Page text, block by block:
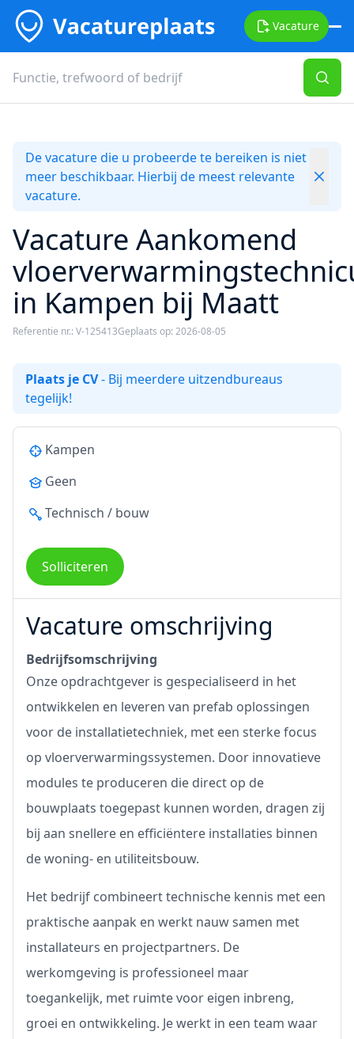
Vacature
De vacature die u probeerde te bereiken is niet
meer beschikbaar. Hierbij de meest relevante
vacature.
Vacature Aankomend
in Kampen bij Maatt
Referentie nr.: V-125413Geplaats op: 2026-08-05
Plaats je CV- Bij meerdere uitzendbureaus
tegelijk!
Kampen
Geen
Technisch / bouw
Solliciteren
Vacature omschrijving
Bedrijfsomschrijving
Onze opdrachtgever is gespecialiseerd in het
ontwikkelen en leveren van prefab oplossingen
voor de installatietechniek, met een sterke focus
op vloerverwarmingssystemen. Door innovatieve
modules te produceren die direct op de
bouwplaats toegepast kunnen worden, dragen zij
bij aan snellere en efficiëntere installaties binnen
de woning- en utiliteitsbouw.
Het bedrijf combineert technische kennis met een
praktische aanpak en werkt nauw samen met
installateurs en projectpartners. De
werkomgeving is professioneel maar
toegankelijk, met ruimte voor eigen inbreng,
groei en ontwikkeling. Je werkt in een team waar